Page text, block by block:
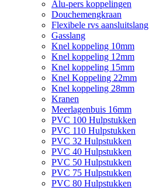
Alu-pers koppelingen
Douchemengkraan
Flexibele rvs aansluitslang
Gasslang
Knel koppeling 10mm
Knel koppeling 12mm
Knel koppeling 15mm
Knel Koppeling 22mm
Knel koppeling 28mm
Kranen
Meerlagenbuis 16mm
PVC 100 Hulpstukken
PVC 110 Hulpstukken
PVC 32 Hulpstukken
PVC 40 Hulpstukken
PVC 50 Hulpstukken
PVC 75 Hulpstukken
PVC 80 Hulpstukken